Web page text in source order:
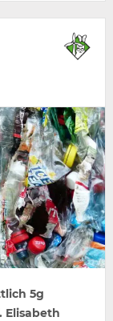
5g
Elisabeth